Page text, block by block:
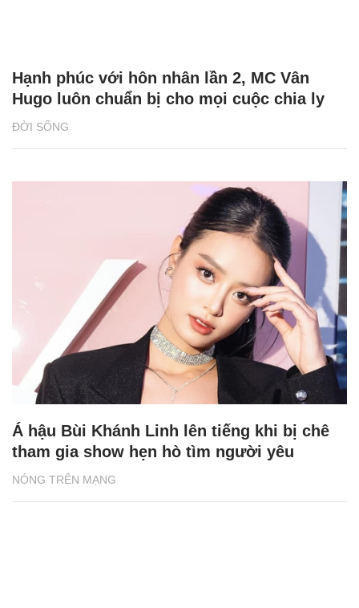
ĐỜI SỐNG
Hạnh phúc với hôn nhân lần 2, MC Vân
Hugo luôn chuẩn bị cho mọi cuộc chia ly
NÓNG TRÊN MẠNG
Á hậu Bùi Khánh Linh lên tiếng khi bị chê
tham gia show hẹn hò tìm người yêu